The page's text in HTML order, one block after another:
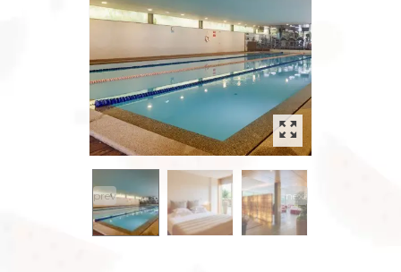
prev next